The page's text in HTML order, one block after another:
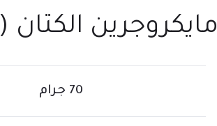
الكتان (70 جرام)
70 جرام